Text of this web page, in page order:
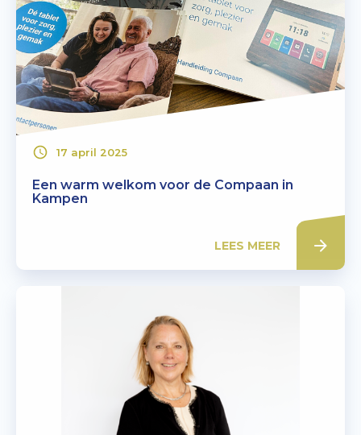
Een warm welkom voor de Compaan in
Kampen
17 april 2025
LEES MEER